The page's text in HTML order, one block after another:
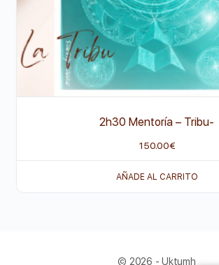
2h30 Mentoría – Tribu-
150.00€
AÑADE AL CARRITO
© 2026 - Uktumh